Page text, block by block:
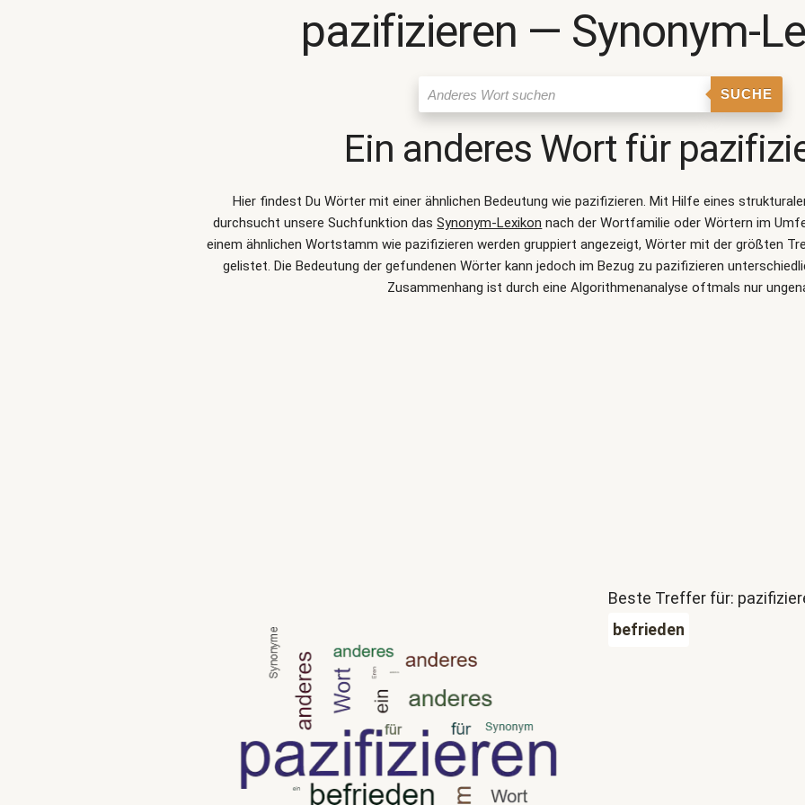
pazifizieren ― Synonym-
SUCHE
Ein anderes Wort für
Hier findest Du Wörter mit einer ähnlichen Bedeutung wiepazifizieren. Mit Hilfe eines
durchsucht unsere Suchfunktion dasSynonym-Lexikon nach der Wortfamilie oder Wörtern im
einem ähnlichen Wortstamm wie pazifizieren werden gruppiert angezeigt, Wörter mit der größten
gelistet. Die Bedeutung der gefundenen Wörter kann jedoch im Bezug zu pazifizieren
Zusammenhang ist durch eine Algorithmenanalyse oftmals nur
Beste Treffer für:
befrieden